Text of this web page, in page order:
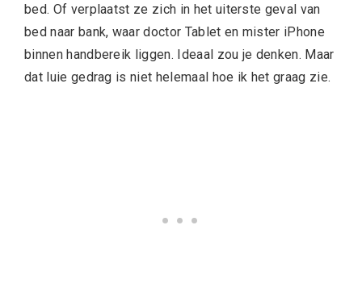
bed. Of verplaatst ze zich in het uiterste geval van
bed naar bank, waar doctor Tablet en mister iPhone
binnen handbereik liggen. Ideaal zou je denken. Maar
dat luie gedrag is niet helemaal hoe ik het graag zie.